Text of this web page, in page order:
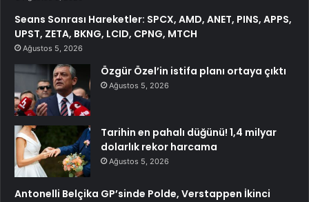
Seans Sonrası Hareketler: SPCX, AMD, ANET, PINS, APPS,
UPST, ZETA, BKNG, LCID, CPNG, MTCH
Ağustos 5, 2026
Özgür Özel’in istifa planı ortaya çıktı
Ağustos 5, 2026
Tarihin en pahalı düğünü! 1,4 milyar
dolarlık rekor harcama
Ağustos 5, 2026
Antonelli Belçika GP’sinde Polde, Verstappen İkinci